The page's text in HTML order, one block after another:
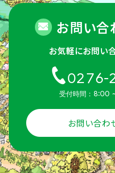
お問い合
お気軽にお問い
0276-
受付時間：8:00
お問い合わ